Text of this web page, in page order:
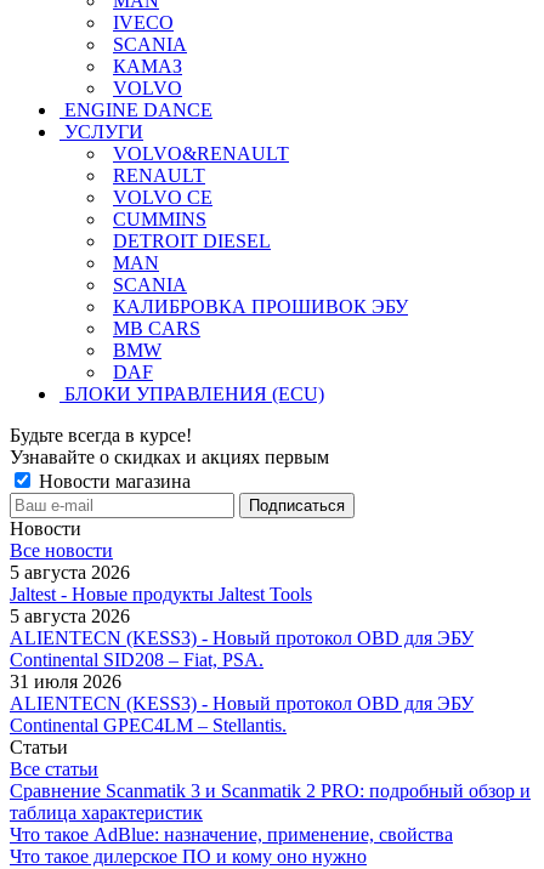
IVECO
SCANIA
КАМАЗ
VOLVO
ENGINE DANCE
УСЛУГИ
VOLVO&RENAULT
RENAULT
VOLVO CE
CUMMINS
DETROIT DIESEL
MAN
SCANIA
КАЛИБРОВКА ПРОШИВОК ЭБУ
MB CARS
BMW
DAF
БЛОКИ УПРАВЛЕНИЯ (ECU)
Будьте всегда в курсе!
Узнавайте о скидках и акциях первым
Новости магазина
Новости
Все новости
5 августа 2026
Jaltest - Новые продукты Jaltest Tools
5 августа 2026
ALIENTECN (KESS3) - Новый протокол OBD для ЭБУ
Continental SID208 – Fiat, PSA.
31 июля 2026
ALIENTECN (KESS3) - Новый протокол OBD для ЭБУ
Continental GPEC4LM – Stellantis.
Статьи
Все статьи
Сравнение Scanmatik 3 и Scanmatik 2 PRO: подробный обзор и
таблица характеристик
Что такое AdBlue: назначение, применение, свойства
Что такое дилерское ПО и кому оно нужно